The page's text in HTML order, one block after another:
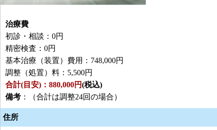
治療費
初診・相談：0円
精密検査：0円
基本治療（装置）費用：748,000円
調整（処置）料：5,500円
合計(目安)：880,000円(税込)
備考 ：（合計は調整24回の場合）
住所